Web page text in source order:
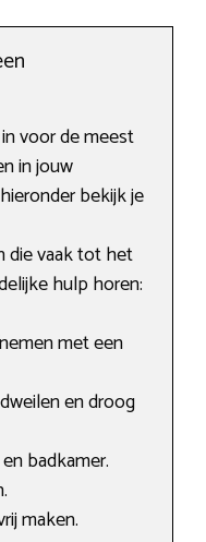
voor de meest
in jouw
bekijk je
die vaak tot het
hulp horen:
met een
en droog
badkamer.
maken.